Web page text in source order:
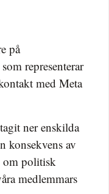
på
representerar
med Meta
ner enskilda
konsekvens av
om politisk
medlemmars